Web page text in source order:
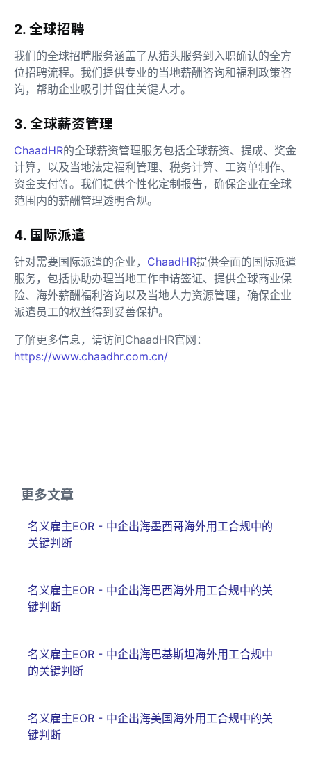
2. 全球招聘
我们的全球招聘服务涵盖了从猎头服务到入职确认的全方
位招聘流程。我们提供专业的当地薪酬咨询和福利政策咨
询，帮助企业吸引并留住关键人才。
3. 全球薪资管理
ChaadHR的全球薪资管理服务包括全球薪资、提成、奖金
计算，以及当地法定福利管理、税务计算、工资单制作、
资金支付等。我们提供个性化定制报告，确保企业在全球
范围内的薪酬管理透明合规。
4. 国际派遣
针对需要国际派遣的企业， ChaadHR提供全面的国际派遣
服务，包括协助办理当地工作申请签证、提供全球商业保
险、海外薪酬福利咨询以及当地人力资源管理，确保企业
派遣员工的权益得到妥善保护。
了解更多信息，请访问ChaadHR官网：
https://www.chaadhr.com.cn/
更多文章
名义雇主EOR - 中企出海墨西哥海外用工合规中的
关键判断
名义雇主EOR - 中企出海巴西海外用工合规中的关
键判断
名义雇主EOR - 中企出海巴基斯坦海外用工合规中
的关键判断
名义雇主EOR - 中企出海美国海外用工合规中的关
键判断